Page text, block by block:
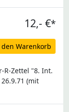
12,- €*
Warenkorb
R-Zettel "8. Int.
(mit